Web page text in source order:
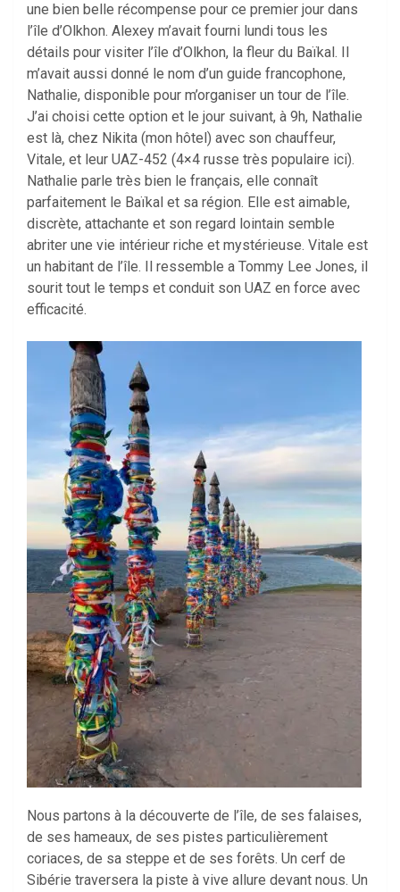
une bien belle récompense pour ce premier jour dans
l’île d’Olkhon. Alexey m’avait fourni lundi tous les
détails pour visiter l’île d’Olkhon, la fleur du Baïkal. Il
m’avait aussi donné le nom d’un guide francophone,
Nathalie, disponible pour m’organiser un tour de l’île.
J’ai choisi cette option et le jour suivant, à 9h, Nathalie
est là, chez Nikita (mon hôtel) avec son chauffeur,
Vitale, et leur UAZ-452 (4×4 russe très populaire ici).
Nathalie parle très bien le français, elle connaît
parfaitement le Baïkal et sa région. Elle est aimable,
discrète, attachante et son regard lointain semble
abriter une vie intérieur riche et mystérieuse. Vitale est
un habitant de l’île. Il ressemble a Tommy Lee Jones, il
sourit tout le temps et conduit son UAZ en force avec
efficacité.
Nous partons à la découverte de l’île, de ses falaises,
de ses hameaux, de ses pistes particulièrement
coriaces, de sa steppe et de ses forêts. Un cerf de
Sibérie traversera la piste à vive allure devant nous. Un